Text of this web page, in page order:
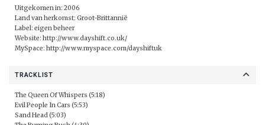
Uitgekomen in: 2006
Land van herkomst: Groot-Brittannië
Label: eigen beheer
Website: http://www.dayshift.co.uk/
MySpace: http://www.myspace.com/dayshiftuk
TRACKLIST
The Queen Of Whispers (5:18)
Evil People In Cars (5:53)
Sand Head (5:03)